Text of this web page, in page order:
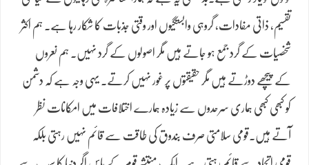
تقسیم، ذاتی مفادات، گروہی وابستگیوں اور وقتی جذبات کا شکار رہا ہے۔ ہم اکثر
شخصیات کے گرد جمع ہو جاتے ہیں مگر اصولوں کے گرد نہیں۔ ہم نعروں
کے پیچھے دوڑتے ہیں مگر حقیقتوں پر غور نہیں کرتے۔ یہی وجہ ہے کہ دشمن
کو کبھی کبھی ہماری سرحدوں سے زیادہ ہمارے اختلافات میں امکانات نظر
آتے ہیں۔قومی سلامتی صرف بندوق کی طاقت سے قائم نہیں رہتی بلکہ
قومی اتحاد سے قائم رہتی ہے۔ ایک منتشر قوم کے پاس اگر دنیا کا سب سے